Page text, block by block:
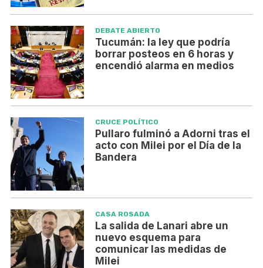
DEBATE ABIERTO
Tucumán: la ley que podría
borrar posteos en 6 horas y
encendió alarma en medios
CRUCE POLÍTICO
Pullaro fulminó a Adorni tras el
acto con Milei por el Día de la
Bandera
CASA ROSADA
La salida de Lanari abre un
nuevo esquema para
comunicar las medidas de
Milei